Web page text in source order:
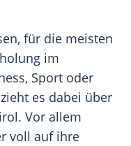
für die meisten
im
, Sport oder
es dabei über
. Vor allem
voll auf ihre